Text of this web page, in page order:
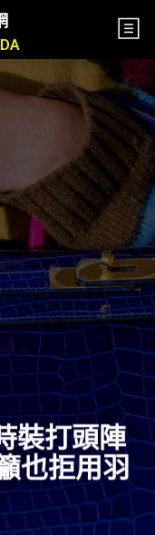
裝打頭陣
也拒用羽